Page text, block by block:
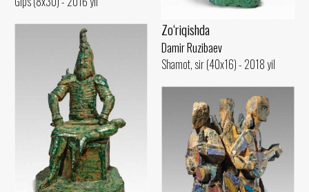
Zo‘riqishda
Damir Ruzibaev
Shamot, sir (40x16) - 2018 yil